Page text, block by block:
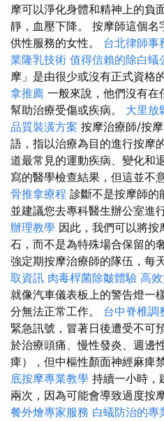
摩可以淨化身體和精神上的
靜，血壓下降。 按摩師這個
供性服務的女性。 台北律師事
業隆乳技術 值得信賴的除白蟻
摩」是由很少或沒有正式資格
拿推薦 一般來說，他們沒有在
幫助治療受傷或疾病。 大里放
品質裝潢方案 按摩治療師/按
語，指以治療為目的進行按摩
道最常見的運動疾病、變化和
寫的醫學檢查結果，但這並不
骨推拿療程 診斷不是按摩師的
並建議您去專科醫生辦公室進
辦理教學 因此，我們可以將按
石，而不是為特殊場合保留的
強定期按摩治療師的隊伍，每
取資訊 肉毒桿菌除皺體驗 高
就像汽車儀表板上的警告燈一
分無法正常工作。 台中脊椎調
緊急訊號，冒著日後遭受不可
於治療頭痛、慢性發炎、週邊
痺），但中樞性顏面神經麻痺
底按摩專業教學 持續一小時，
兩次，因為可能會導致過度按
餐外燴專家服務 白蟻防治的專